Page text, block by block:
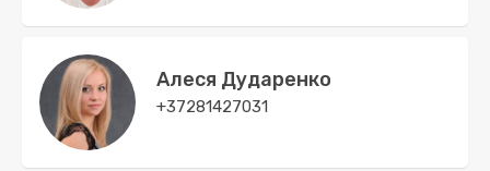
Алеся Дударенко
+37281427031